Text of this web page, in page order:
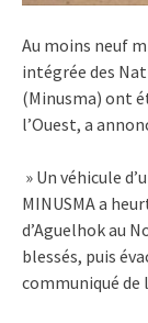
Au moins neuf
intégrée des
(Minusma) ont
l’Ouest, a
» Un véhicule
MINUSMA a
d’Aguelhok au
blessés, puis
communiqué de